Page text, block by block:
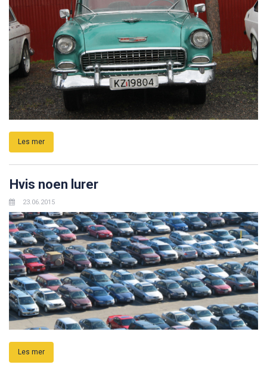
Les mer
Hvis noen lurer
23.06.2015
Les mer